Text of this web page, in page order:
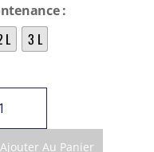
L 3 L
Ajouter Au Panier